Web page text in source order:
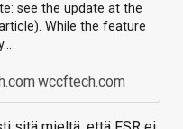
see the update at the
While the feature
wccftech.com